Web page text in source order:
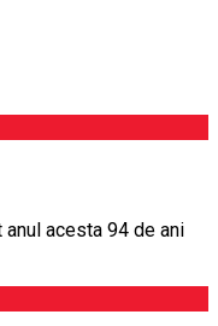
anul acesta 94 de ani